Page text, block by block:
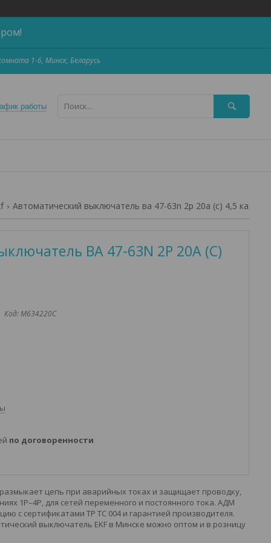
1-6, Минск, Беларусь
работы
ВА 47-63N 2P 20А (C)
Код:M634220C
по договоренности
цепь при аварийных токах и защищает проводку,
1P–4P, для сетей переменного и постоянного тока. АДМ
с сертификатами ТР ТС 004 и гарантией производителя.
выключатель EKF в Минске можно оптом и в розницу